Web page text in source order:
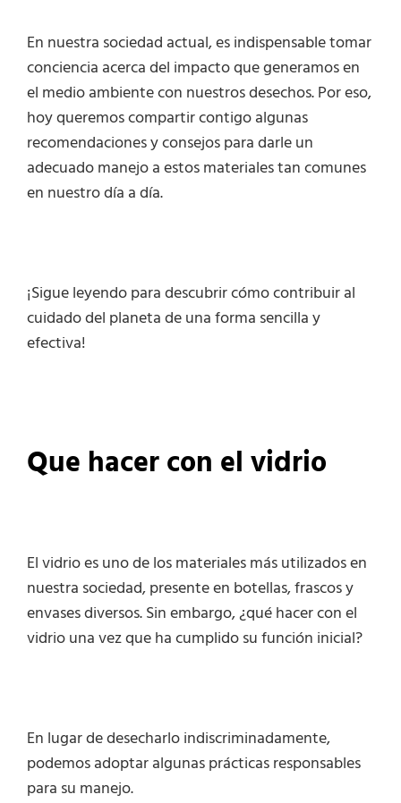
En nuestra sociedad actual, es indispensable tomar
conciencia acerca del impacto que generamos en
el medio ambiente con nuestros desechos. Por eso,
hoy queremos compartir contigo algunas
recomendaciones y consejos para darle un
adecuado manejo a estos materiales tan comunes
en nuestro día a día.
¡Sigue leyendo para descubrir cómo contribuir al
cuidado del planeta de una forma sencilla y
efectiva!
Que hacer con el vidrio
El vidrio es uno de los materiales más utilizados en
nuestra sociedad, presente en botellas, frascos y
envases diversos. Sin embargo, ¿qué hacer con el
vidrio una vez que ha cumplido su función inicial?
En lugar de desecharlo indiscriminadamente,
podemos adoptar algunas prácticas responsables
para su manejo.